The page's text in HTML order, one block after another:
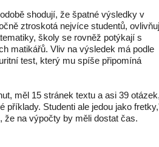
shodují, že špatné výsledky v
ztroskotá nejvíce studentů,
školy se rovněž potýkají s
matikářů. Vliv na výsledek má podle
test, který mu spíše připomíná
měl 15 stránek textu a asi 39
příklady. Studenti ale jedou jako
že na výpočty by měli dostat čas.